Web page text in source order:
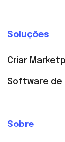
Soluções
Criar
Software de
Sobre